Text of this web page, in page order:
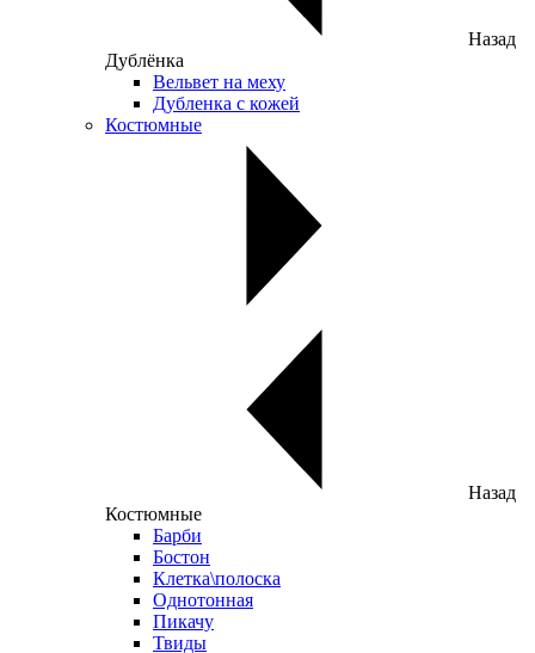
Назад
Дублёнка
Вельвет на меху
Дубленка с кожей
Костюмные
Назад
Костюмные
Барби
Бостон
Клетка\полоска
Однотонная
Пикачу
Твиды